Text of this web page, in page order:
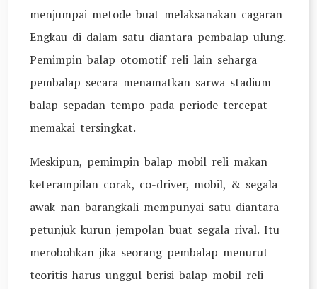
menjumpai metode buat melaksanakan cagaran
Engkau di dalam satu diantara pembalap ulung.
Pemimpin balap otomotif reli lain seharga
pembalap secara menamatkan sarwa stadium
balap sepadan tempo pada periode tercepat
memakai tersingkat.
Meskipun, pemimpin balap mobil reli makan
keterampilan corak, co-driver, mobil, & segala
awak nan barangkali mempunyai satu diantara
petunjuk kurun jempolan buat segala rival. Itu
merobohkan jika seorang pembalap menurut
teoritis harus unggul berisi balap mobil reli